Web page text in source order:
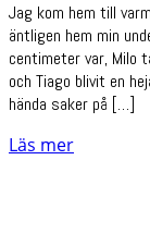
Jag kom hem till
äntligen hem min
centimeter var, Milo
och Tiago blivit en
hända saker på […]
Läs mer